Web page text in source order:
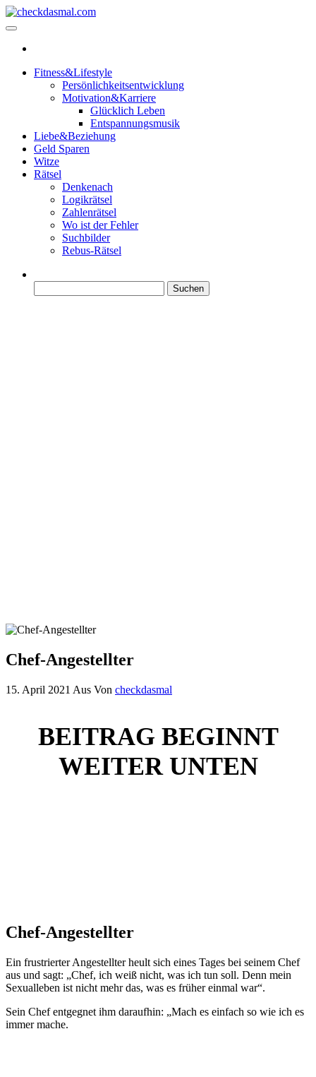
Zum
Inhalt
Fitness&Lifestyle
Persönlichkeitsentwicklung
Motivation&Karriere
Glücklich Leben
Entspannungsmusik
Liebe&Beziehung
Geld Sparen
Witze
Rätsel
Denkenach
Logikrätsel
Zahlenrätsel
Wo ist der Fehler
Suchbilder
Rebus-Rätsel
nach:
Chef-Angestellter
15. April 2021 Aus Von checkdasmal
BEITRAG BEGINNT
WEITER UNTEN
Chef-Angestellter
Ein frustrierter Angestellter heult sich eines Tages bei seinem Chef
aus und sagt: „Chef, ich weiß nicht, was ich tun soll. Denn mein
Sexualleben ist nicht mehr das, was es früher einmal war“.
Sein Chef entgegnet ihm daraufhin: „Mach es einfach so wie ich es
immer mache.